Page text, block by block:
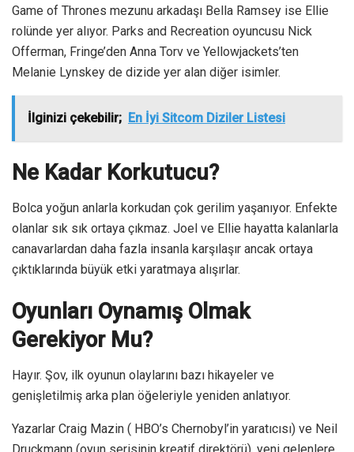
Game of Thrones mezunu arkadaşı Bella Ramsey ise Ellie
rolünde yer alıyor. Parks and Recreation oyuncusu Nick
Offerman, Fringe’den Anna Torv ve Yellowjackets’ten
Melanie Lynskey de dizide yer alan diğer isimler.
İlginizi çekebilir; En İyi Sitcom Diziler Listesi
Ne Kadar Korkutucu?
Bolca yoğun anlarla korkudan çok gerilim yaşanıyor. Enfekte
olanlar sık ​​sık ortaya çıkmaz. Joel ve Ellie hayatta kalanlarla
canavarlardan daha fazla insanla karşılaşır ancak ortaya
çıktıklarında büyük etki yaratmaya alışırlar.
Oyunları Oynamış Olmak
Gerekiyor Mu?
Hayır. Şov, ilk oyunun olaylarını bazı hikayeler ve
genişletilmiş arka plan öğeleriyle yeniden anlatıyor.
Yazarlar Craig Mazin ( HBO’s Chernobyl’in yaratıcısı) ve Neil